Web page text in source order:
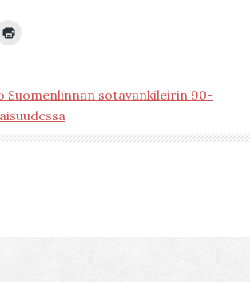
Suomenlinnan sotavankileirin 90-